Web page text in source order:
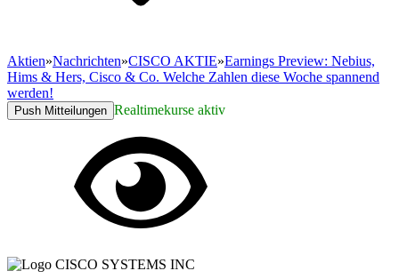
Aktien»Nachrichten»CISCO AKTIE»Earnings Preview: Nebius,
Hims & Hers, Cisco & Co. Welche Zahlen diese Woche spannend
werden!
Push Mitteilungen Realtimekurse aktiv